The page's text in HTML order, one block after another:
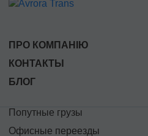
ПРО КОМПАНІЮ
КОНТАКТЫ
БЛОГ
Попутные грузы
Офисные переезды